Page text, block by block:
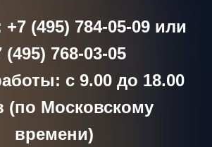
(495) 784-05-09 или
(495) 768-03-05
с 9.00 до 18.00
(по Московскому
времени)